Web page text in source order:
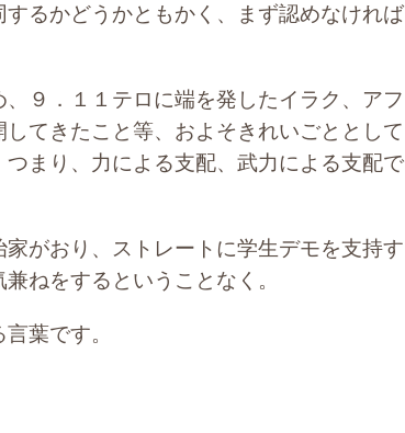
るかどうかともかく、まず認めなければ
９．１１テロに端を発したイラク、アフ
てきたこと等、およそきれいごととして
まり、力による支配、武力による支配で
がおり、ストレートに学生デモを支持す
ねをするということなく。
葉です。